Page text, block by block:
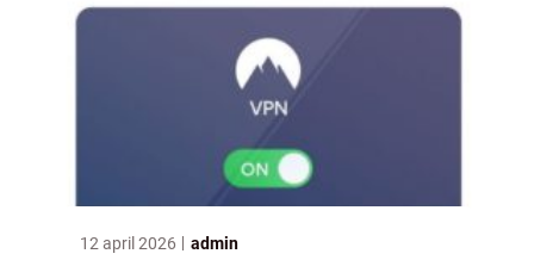
12 april 2026 admin